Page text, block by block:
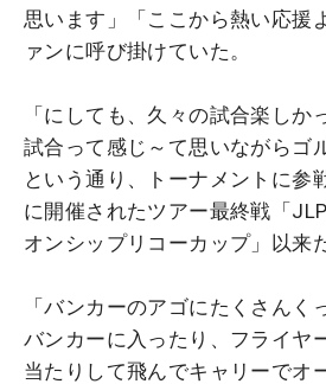
思います」「ここから熱い応援
ァンに呼び掛けていた。
「にしても、久々の試合楽し
試合って感じ～て思いながらゴ
という通り、トーナメントに参
に開催されたツアー最終戦「
オンシップリコーカップ」以来
「バンカーのアゴにたくさんく
バンカーに入ったり、フライヤ
当たりして飛んでキャリーでオ